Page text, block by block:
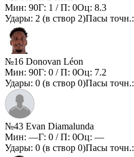
Мин: 90Г: 1 / П: 0Оц: 8.3
Удары: 2 (в створ 2)Пасы точн.:
№16 Donovan Léon
Мин: 90Г: 0 / П: 0Оц: 7.2
Удары: 0 (в створ 0)Пасы точн.:
№43 Evan Diamalunda
Мин: —Г: 0 / П: 0Оц: —
Удары: 0 (в створ 0)Пасы точн.: